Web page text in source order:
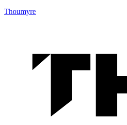
Thoumyre